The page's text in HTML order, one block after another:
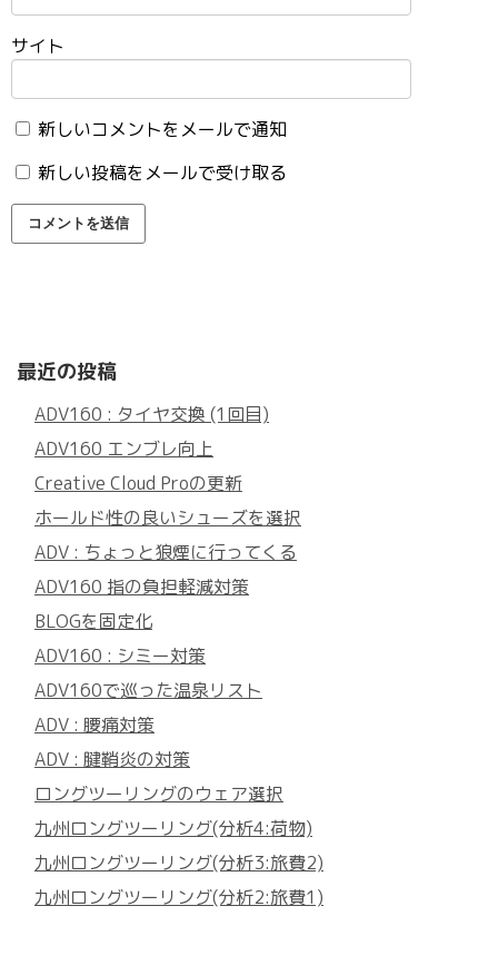
サイト
新しいコメントをメールで通知
新しい投稿をメールで受け取る
最近の投稿
ADV160 : タイヤ交換 (1回目)
ADV160 エンブレ向上
Creative Cloud Proの更新
ホールド性の良いシューズを選択
ADV : ちょっと狼煙に行ってくる
ADV160 指の負担軽減対策
BLOGを固定化
ADV160 : シミー対策
ADV160で巡った温泉リスト
ADV : 腰痛対策
ADV : 腱鞘炎の対策
ロングツーリングのウェア選択
九州ロングツーリング(分析4:荷物)
九州ロングツーリング(分析3:旅費2)
九州ロングツーリング(分析2:旅費1)